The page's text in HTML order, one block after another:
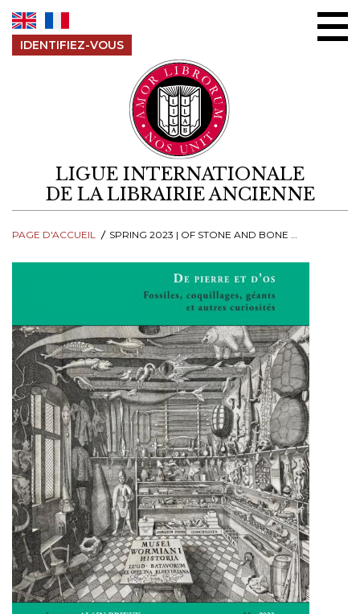
IDENTIFIEZ-VOUS
LIGUE INTERNATIONALE
DE LA LIBRAIRIE ANCIENNE
PAGE D'ACCUEIL SPRING 2023 | OF STONE AND BONE - DE PIERRE ET D'OS